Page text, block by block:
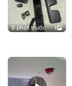
5 phút trước 1